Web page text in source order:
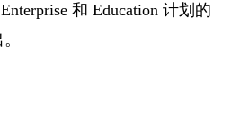
和 Education 计划的